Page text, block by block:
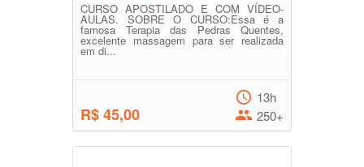
CURSO APOSTILADO E COM VÍDEO-
AULAS. SOBRE O CURSO:Essa é a
famosa Terapia das Pedras Quentes,
excelente massagem para ser realizada
em di...
R$ 45,00
13h
250+